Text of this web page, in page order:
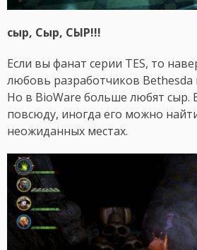
сыр, Сыр, СЫР!!!
Если вы фанат серии TES, то
любовь разработчиков Bethesda
Но в BioWare больше любят сыр.
повсюду, иногда его можно
неожиданных местах.